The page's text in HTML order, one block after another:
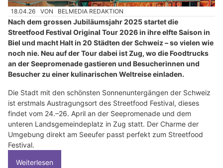
18.04.26 VON BELMEDIA REDAKTION
Nach dem grossen Jubiläumsjahr 2025 startet die
Streetfood Festival Original Tour 2026 in ihre elfte Saison in
Biel und macht Halt in 20 Städten der Schweiz – so vielen wie
noch nie. Neu auf der Tour dabei ist Zug, wo die Foodtrucks
an der Seepromenade gastieren und Besucherinnen und
Besucher zu einer kulinarischen Weltreise einladen.
Die Stadt mit den schönsten Sonnenuntergängen der Schweiz
ist erstmals Austragungsort des Streetfood Festival, dieses
findet vom 24.–26. April an der Seepromenade und dem
unteren Landsgemeindeplatz in Zug statt. Der Charme der
Umgebung direkt am Seeufer passt perfekt zum Streetfood
Festival.
Weiterlesen